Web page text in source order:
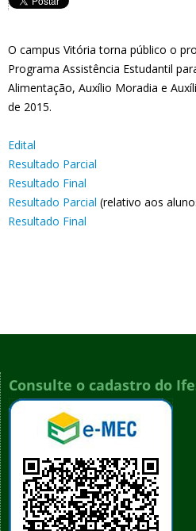
O campus Vitória torna público o
Programa Assistência Estudantil
Alimentação, Auxílio Moradia e
de 2015.
Edital
Resultado Parcial
Resultado Final
Resultado Parcial (relativo aos
Resultado Final
Consulte o cadastro do